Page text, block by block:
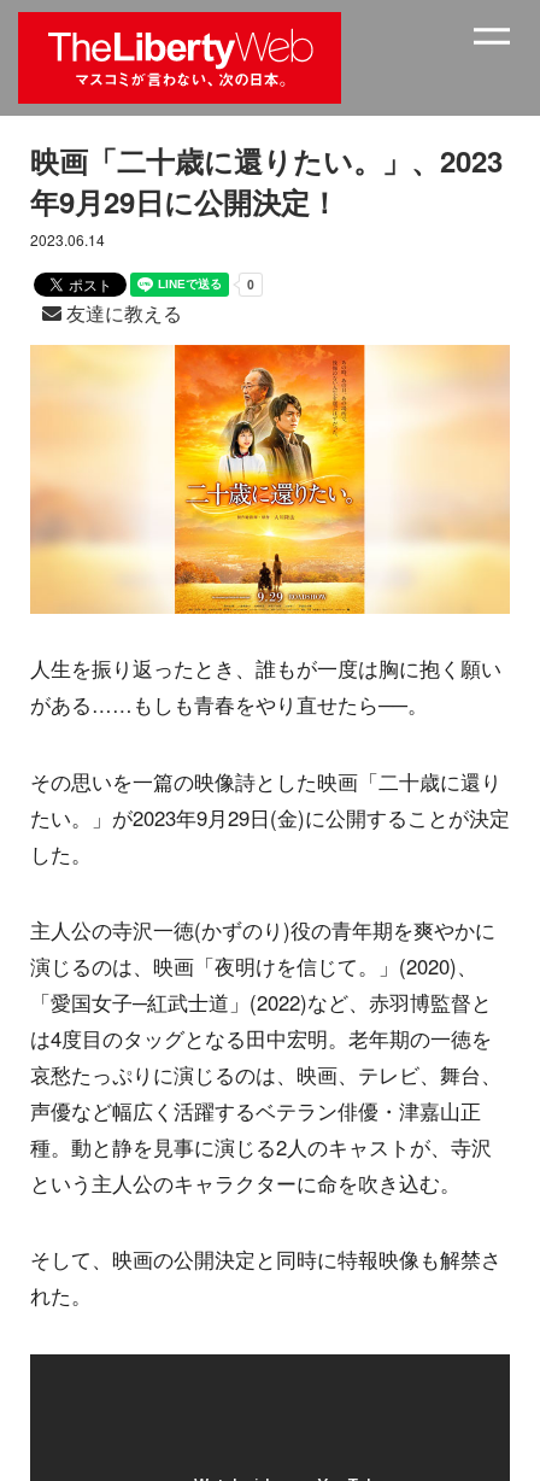
映画「二十歳に還りたい。」、2023
年9月29日に公開決定！
2023.06.14
友達に教える
人生を振り返ったとき、誰もが一度は胸に抱く願い
がある……もしも青春をやり直せたら──。
その思いを一篇の映像詩とした映画「二十歳に還り
たい。」が2023年9月29日(金)に公開することが決定
した。
主人公の寺沢一徳(かずのり)役の青年期を爽やかに
演じるのは、映画「夜明けを信じて。」(2020)、
「愛国女子─紅武士道」(2022)など、赤羽博監督と
は4度目のタッグとなる田中宏明。老年期の一徳を
哀愁たっぷりに演じるのは、映画、テレビ、舞台、
声優など幅広く活躍するベテラン俳優・津嘉山正
種。動と静を見事に演じる2人のキャストが、寺沢
という主人公のキャラクターに命を吹き込む。
そして、映画の公開決定と同時に特報映像も解禁さ
れた。